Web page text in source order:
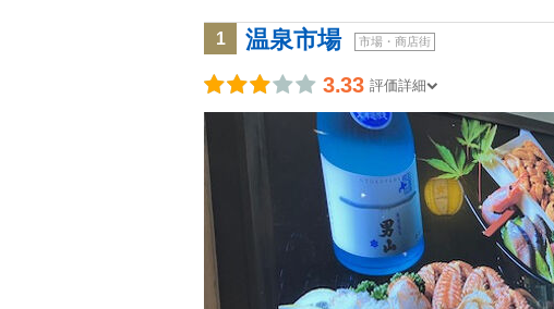
1 温泉市場 市場・商店街
3.33 評価詳細